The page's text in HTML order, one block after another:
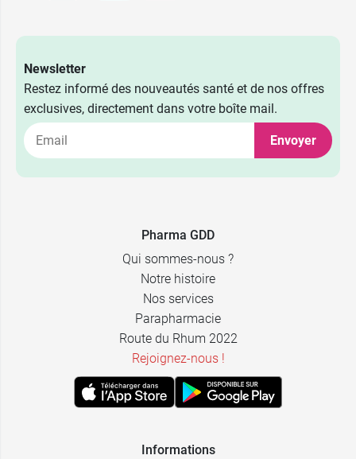
Newsletter
Restez informé des nouveautés santé et de nos offres
exclusives, directement dans votre boîte mail.
Envoyer
Pharma GDD
Qui sommes-nous ?
Notre histoire
Nos services
Parapharmacie
Route du Rhum 2022
Rejoignez-nous !
Informations